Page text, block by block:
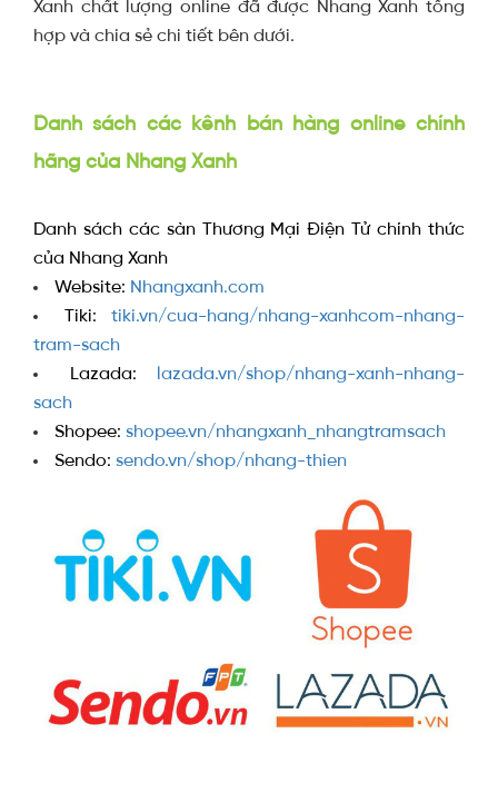
Xanh chất lượng online đã được Nhang Xanh tổng
hợp và chia sẻ chi tiết bên dưới.
Danh sách các kênh bán hàng online chính
hãng của Nhang Xanh
Danh sách các sàn Thương Mại Điện Tử chính thức
của Nhang Xanh
Website: Nhangxanh.com
Tiki: tiki.vn/cua-hang/nhang-xanhcom-nhang-
tram-sach
Lazada: lazada.vn/shop/nhang-xanh-nhang-
sach
Shopee: shopee.vn/nhangxanh_nhangtramsach
Sendo: sendo.vn/shop/nhang-thien